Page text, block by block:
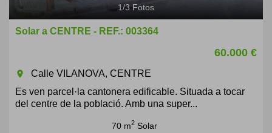
1/3Fotos
Solar a CENTRE - REF.: 003364
60.000 €
room
Calle VILANOVA, CENTRE
Es ven parcel·la cantonera edificable. Situada a tocar
del centre de la població. Amb una super...
70 m2 Solar